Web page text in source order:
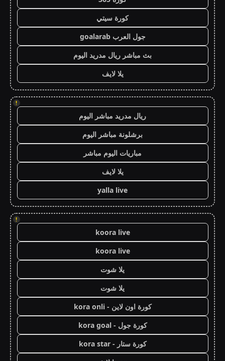
كورة سيتي
جول العرب goalarab
بث مباشر ريال مدريد اليوم
يلا لايف
!
ريال مدريد مباشر اليوم
برشلونة مباشر اليوم
مباريات اليوم مباشر
يلا لايف
yalla live
!
koora live
koora live
يلا شوت
يلا شوت
كورة اون لاين - kora onli
كورة جول - kora goal
كورة ستار - kora star